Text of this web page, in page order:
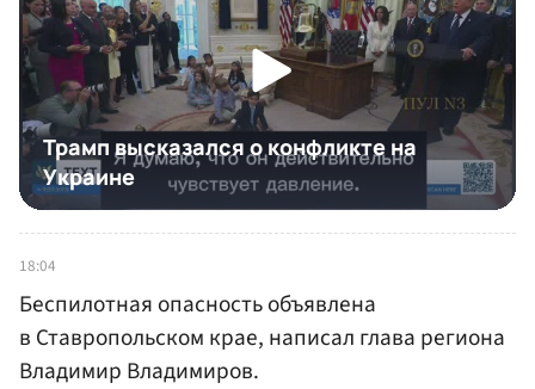
18:04
Беспилотная опасность объявлена
в Ставропольском крае, написал глава региона
Владимир Владимиров.